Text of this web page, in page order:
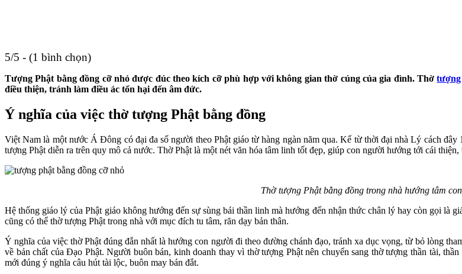
5/5 - (1 bình chọn)
Tượng Phật bằng đồng cỡ nhỏ được đúc theo kích cỡ phù hợp với không gian thờ cúng của gia đình. Thờtượng
điều thiện, tránh làm điều ác tổn hại đến âm đức.
Ý nghĩa của việc thờ tượng Phật bằng đồng
Việt Nam là một nước Á Đông có đại đa số người theo Phật giáo từ hàng ngàn năm qua. Kể từ thời đại nhà Lý cách
tượng Phật diễn ra trên quy mô cả nước. Thờ Phật là một nét văn hóa tâm linh tốt đẹp, giúp con người hướng tới cái
Thờ tượng Phật bằng đồng trong nhà hướng tâm
Hệ thống giáo lý của Phật giáo không hướng đến sự sùng bái thần linh mà hướng đến nhận thức chân lý hay còn gọi
cũng có thể thờ tượng Phật trong nhà với mục đích tu tâm, răn dạy bản thân.
Ý nghĩa của việc thờ Phật đúng đắn nhất là hướng con người đi theo đường chánh đạo, tránh xa dục vọng, từ bỏ lòng
về bản chất của Đạo Phật. Người buôn bán, kinh doanh thay vì thờ tượng Phật nên chuyển sang thờ tượng thần tài,
mới đúng ý nghĩa câu hút tài lộc, buôn may bán đắt.